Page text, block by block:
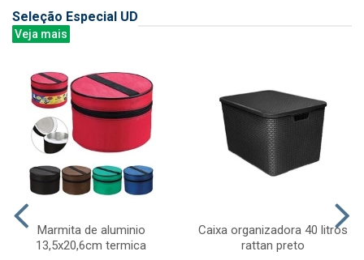
Seleção Especial UD
Veja mais
Marmita de aluminio
13,5x20,6cm termica
Caixa organizadora 40 litros
rattan preto